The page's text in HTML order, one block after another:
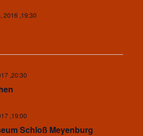
2016 ,19:30
,20:30
Schloß Meyenburg
,19:00